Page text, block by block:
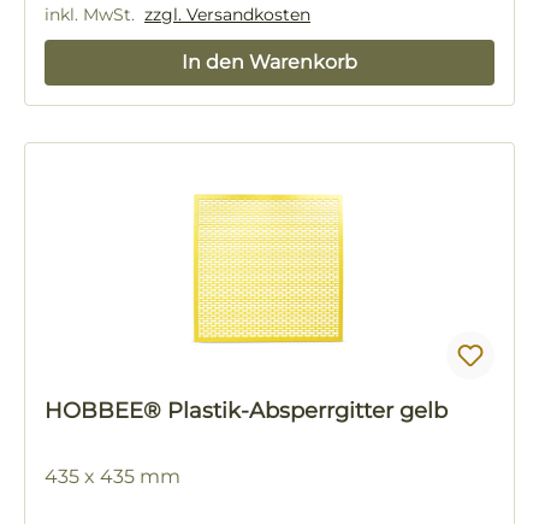
inkl. MwSt. zzgl. Versandkosten
In den Warenkorb
HOBBEE® Plastik-Absperrgitter gelb
435 x 435 mm